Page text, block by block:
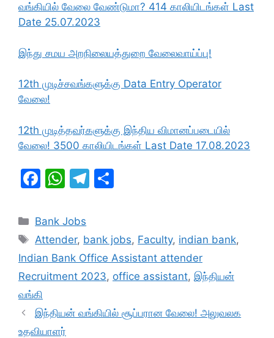
வங்கியில் வேலை வேண்டுமா? 414 காலியிடங்கள் Last
Date 25.07.2023
இந்து சமய அறநிலையத்துறை வேலைவாய்ப்பு!
12th முடிச்சவங்களுக்கு Data Entry Operator
வேலை!
12th முடித்தவர்களுக்கு இந்திய விமானப்படையில்
வேலை! 3500 காலியிடங்கள் Last Date 17.08.2023
F
c
e
b
o
o
k
W
at
s
A
p
T
gr
a
m
e
Categories
Bank Jobs
Tags
Attender, bank jobs, Faculty, indian bank,
Indian Bank Office Assistant attender
Recruitment 2023, office assistant, இந்தியன்
வங்கி
இந்தியன் வங்கியில் சூப்பரான வேலை! அலுவலக
உதவியாளர்